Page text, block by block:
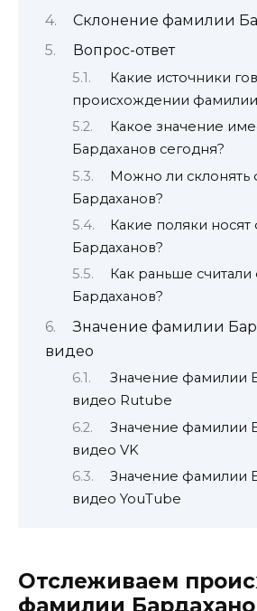
Склонение фамилии
Вопрос-ответ
Какие источники
происхождении фамилии
Какое значение
Бардаханов сегодня?
Можно ли
Бардаханов?
Какие поляки
Бардаханов?
Как раньше
Бардаханов?
Значение фамилии
видео
Значение фамилии
видео Rutube
Значение фамилии
видео VK
Значение фамилии
видео YouTube
Отслеживаем
фамилии